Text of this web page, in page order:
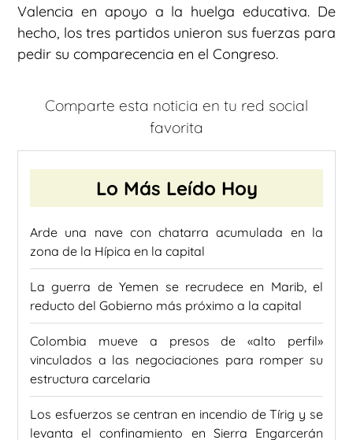
Valencia en apoyo a la huelga educativa. De
hecho, los tres partidos unieron sus fuerzas para
pedir su comparecencia en el Congreso.
Comparte esta noticia en tu red social
favorita
Lo Más Leído Hoy
Arde una nave con chatarra acumulada en la
zona de la Hípica en la capital
La guerra de Yemen se recrudece en Marib, el
reducto del Gobierno más próximo a la capital
Colombia mueve a presos de «alto perfil»
vinculados a las negociaciones para romper su
estructura carcelaria
Los esfuerzos se centran en incendio de Tírig y se
levanta el confinamiento en Sierra Engarcerán